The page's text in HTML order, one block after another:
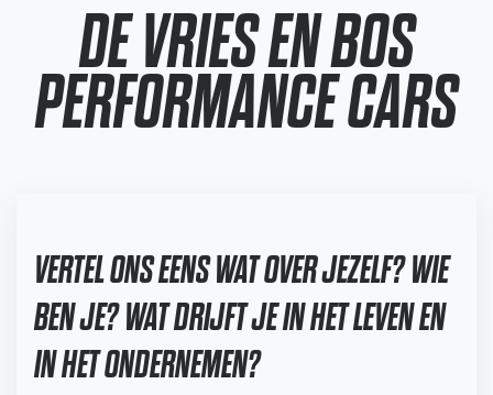
DE VRIES EN BOS
PERFORMANCE CARS
VERTEL ONS EENS WAT OVER JEZELF? WIE
BEN JE? WAT DRIJFT JE IN HET LEVEN EN
IN HET ONDERNEMEN?